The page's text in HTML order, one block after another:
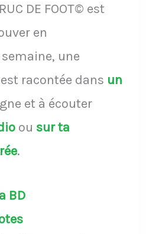
DE FOOT© est
en
une
racontée dans un
et à écouter
ou sur ta
.
BD